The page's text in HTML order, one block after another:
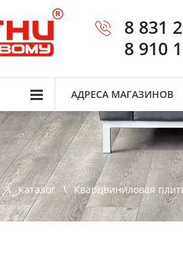
8 831
8 910
АДРЕСА МАГАЗИНОВ
Каталог Кварцвиниловая